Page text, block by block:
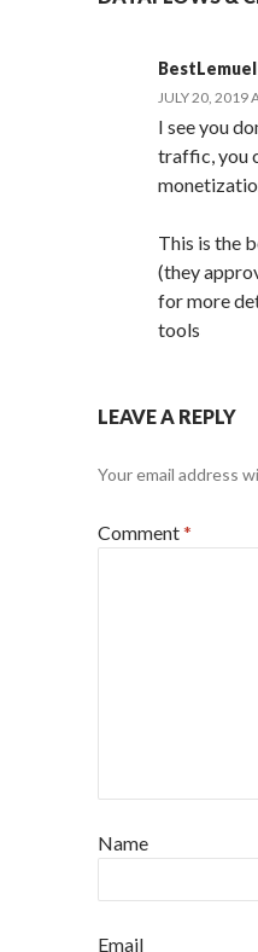
BestLemuel
JULY 20, 2019
I see you
traffic, you
This is the
(they
for more
tools
LEAVE A REPLY
Your email address
Comment*
Name
Email